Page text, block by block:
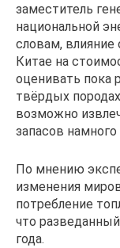
заместитель
национальной
словам,
Китае на
оценивать пока
твёрдых
возможно
запасов
По мнению
изменения
потребление
что
года.